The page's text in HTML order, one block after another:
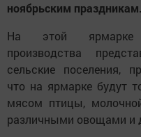
ноябрьским праздникам.
На этой ярмарке
производства
сельские поселения,
что на ярмарке будут
мясом птицы,
различными овощами и